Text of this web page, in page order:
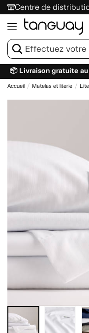
Centre de
📦 Livraison gratuite
Accueil Matelas et literie